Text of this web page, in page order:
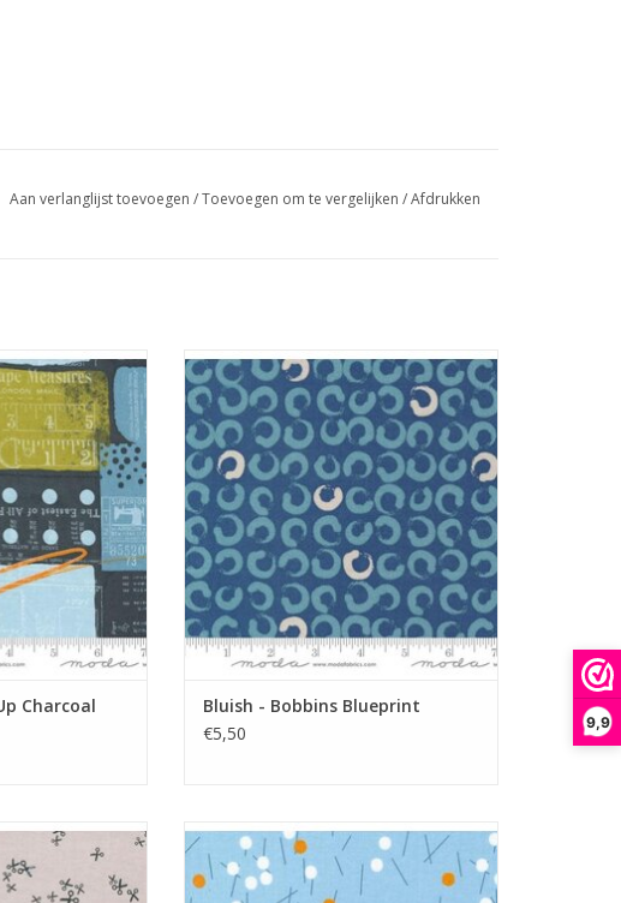
9,9
Aan verlanglijst toevoegen /Toevoegen om te vergelijken /Afdrukken
en teksten op
Charcoal
donkerblauw met cirkels
TOEVOEGEN AAN WINKELWAGEN
Bluish - Bobbins Blueprint
€5,50
schaartjes
lichtblauw met streepjes en stippen
TOEVOEGEN AAN WINKELWAGEN